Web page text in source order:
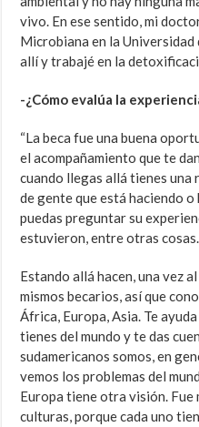
vivo. En ese sentido, mi
Microbiana en la
allí y trabajé en la
-¿Cómo evalúa la
“La beca fue una buena
el acompañamiento que te
cuando llegas allá tienes una
de gente que está haciendo o
puedas preguntar su
estuvieron, entre otras cosas.
Estando allá hacen, una vez
mismos becarios, así que
África, Europa, Asia. Te
tienes del mundo y te das
sudamericanos somos, en
vemos los problemas del
Europa tiene otra visión.
culturas, porque cada uno